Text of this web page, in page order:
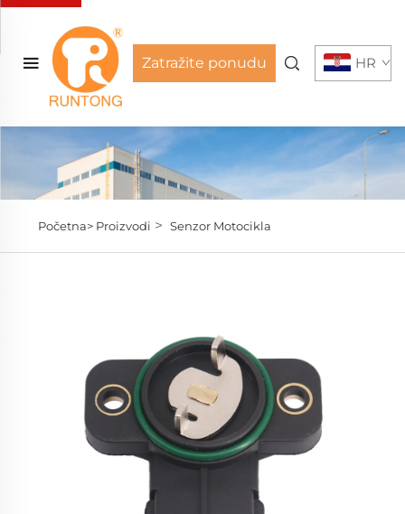
Zatražite ponudu HR
Početna> Proizvodi > Senzor Motocikla